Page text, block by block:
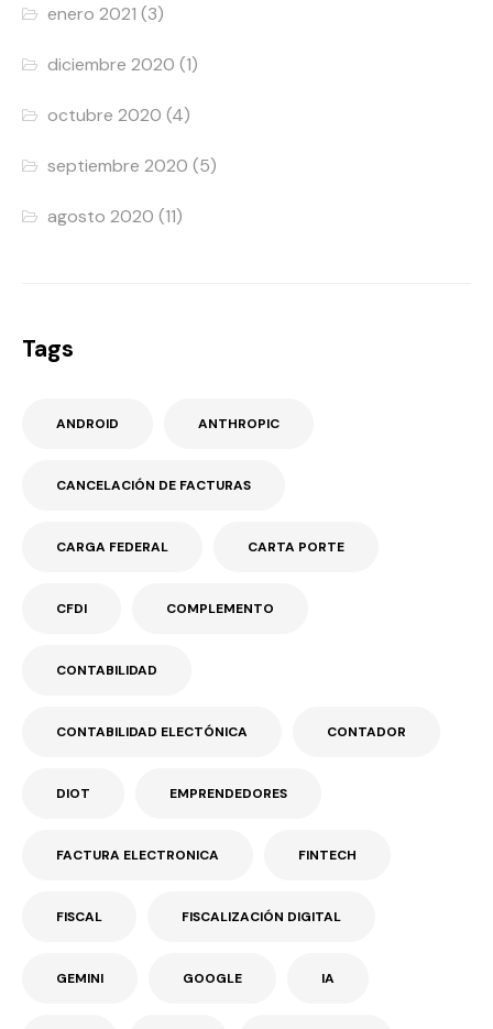
enero 2021 (3)
diciembre 2020 (1)
octubre 2020 (4)
septiembre 2020 (5)
agosto 2020 (11)
Tags
ANDROID ANTHROPIC
CANCELACIÓN DE FACTURAS
CARGA FEDERAL CARTA PORTE
CFDI COMPLEMENTO
CONTABILIDAD
CONTABILIDAD ELECTÓNICA CONTADOR
DIOT EMPRENDEDORES
FACTURA ELECTRONICA FINTECH
FISCAL FISCALIZACIÓN DIGITAL
GEMINI GOOGLE IA